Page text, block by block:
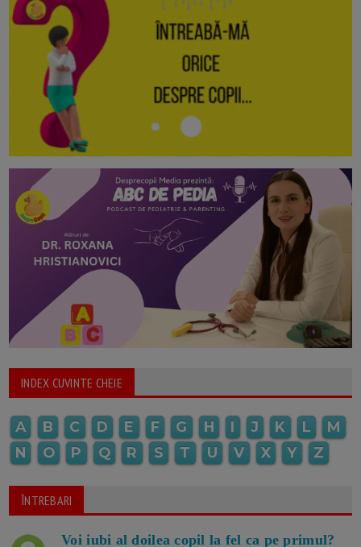
INDEX CUVINTE CHEIE
A B C D E F G H I J K L
M
N
O P Q R S T U V X Y Z
ÎNTREBARI
Voi iubi al doilea copil la fel ca pe primul?